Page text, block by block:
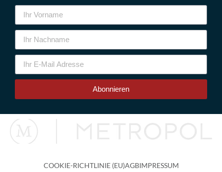
Abonnieren
COOKIE-RICHTLINIE (EU)AGBIMPRESSUM